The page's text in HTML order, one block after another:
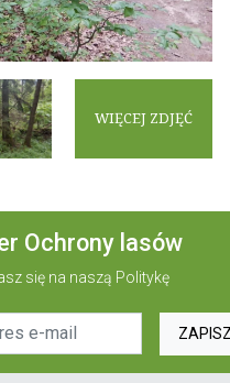
WIĘCEJ ZDJĘĆ
Ochrony lasów
się na naszą Politykę